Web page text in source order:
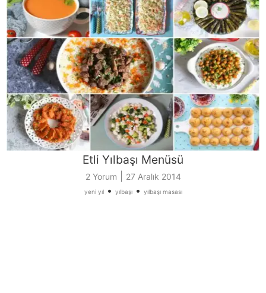
Etli Yılbaşı Menüsü
2 Yorum 27 Aralık 2014
yeni yıl• yılbaşı• yılbaşı masası